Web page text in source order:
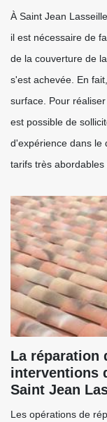
À Saint Jean
il est nécessaire de
de la couverture de
s'est achevée. En
surface. Pour
est possible de
d'expérience dans le
tarifs très abordables
La réparation
interventions
Saint Jean
Les opérations de